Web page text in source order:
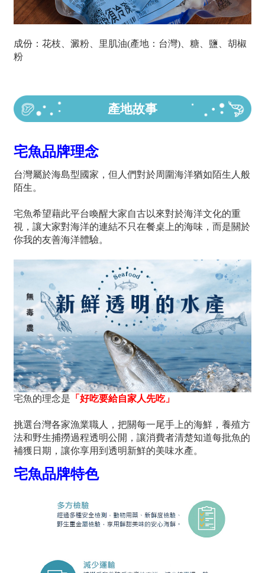
成份：花枝、澱粉、里肌油(產地：台灣)、糖、鹽、胡椒
粉
產地故事
宅魚品牌理念
台灣屬於海島型國家，但人們對於周圍海洋猶如陌生人般
陌生。
宅魚希望藉此平台喚醒大家自古以來對於海洋文化的重
視，讓大家對海洋的連結不只在餐桌上的海味，而是關於
你我的友善海洋體驗。
宅魚的理念是 「好吃要給自家人先吃」
挑選台灣各家漁業職人，把關每一尾手上的海鮮，養殖方
法和野生捕撈過程透明公開，讓消費者清楚知道每批魚的
補獲日期，讓你享用到透明新鮮的美味水產。
宅魚品牌特色